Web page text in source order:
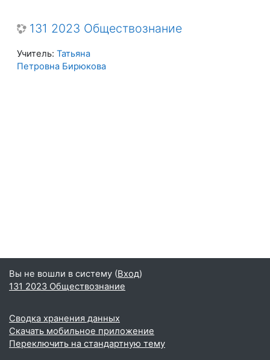
131 2023 Обществознание
Учитель: Татьяна
Петровна Бирюкова
Вы не вошли в систему (Вход)
131 2023 Обществознание
Сводка хранения данных
Скачать мобильное приложение
Переключить на стандартную тему